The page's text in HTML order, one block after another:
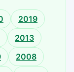
2019
2013
2008